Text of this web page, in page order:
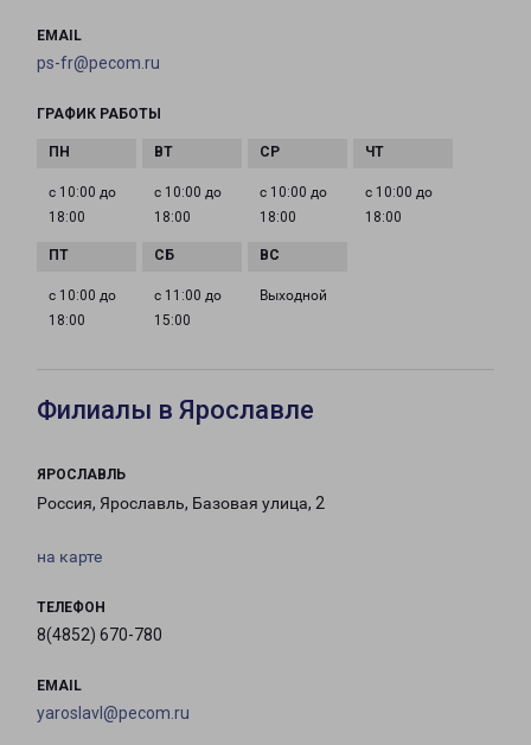
EMAIL
ps-fr@pecom.ru
ГРАФИК РАБОТЫ
с 10:00 до
18:00
с 10:00 до
18:00
с 10:00 до
18:00
с 10:00 до
18:00
с 10:00 до
18:00
с 11:00 до
15:00
Выходной
Филиалы в Ярославле
ЯРОСЛАВЛЬ
Россия, Ярославль, Базовая улица, 2
на карте
ТЕЛЕФОН
8(4852) 670-780
EMAIL
yaroslavl@pecom.ru